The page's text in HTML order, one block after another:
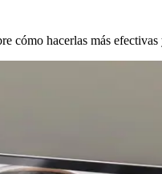
cómo hacerlas más